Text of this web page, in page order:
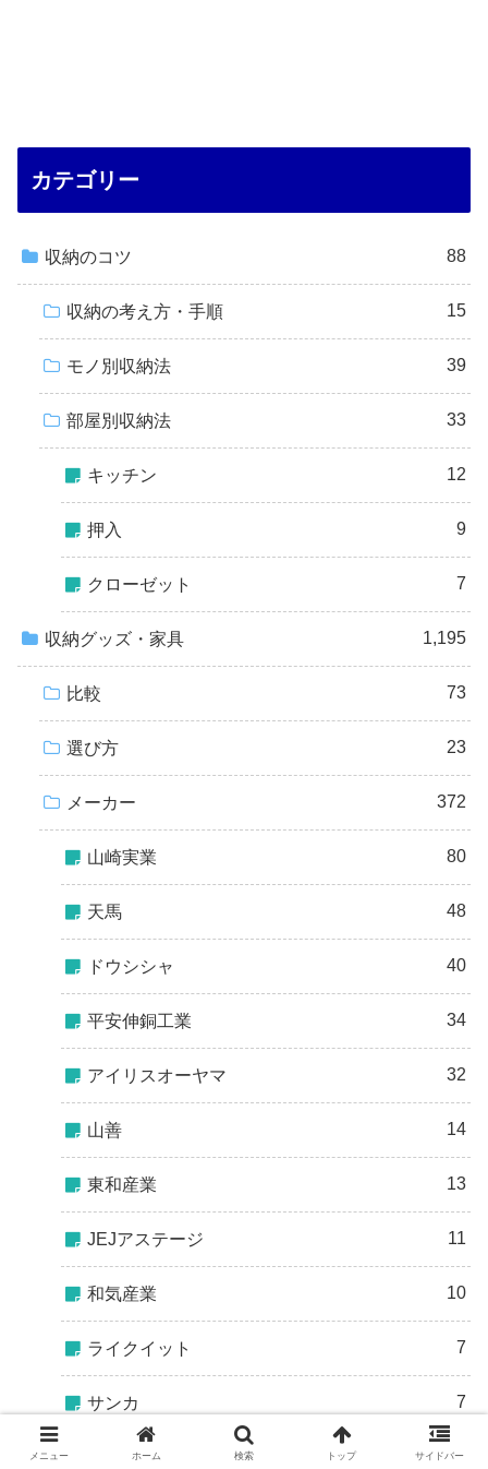
カテゴリー
収納のコツ 88
収納の考え方・手順 15
モノ別収納法 39
部屋別収納法 33
キッチン 12
押入 9
クローゼット 7
収納グッズ・家具 1,195
比較 73
選び方 23
メーカー 372
山崎実業 80
天馬 48
ドウシシャ 40
平安伸銅工業 34
アイリスオーヤマ 32
山善 14
東和産業 13
JEJアステージ 11
和気産業 10
ライクイット 7
サンカ 7
キングジム 6
メニュー ホーム 検索 トップ サイドバー